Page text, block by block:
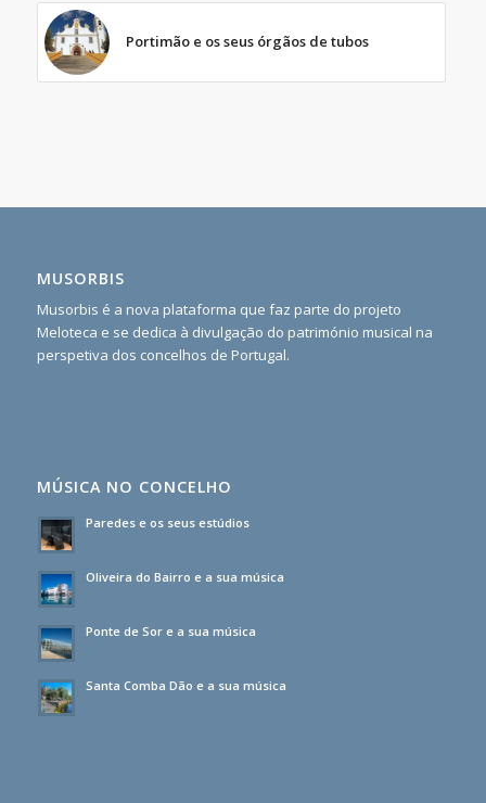
Portimão e os seus órgãos de tubos
MUSORBIS
Musorbis é a nova plataforma que faz parte do projeto
Meloteca e se dedica à divulgação do património musical na
perspetiva dos concelhos de Portugal.
MÚSICA NO CONCELHO
Paredes e os seus estúdios
Oliveira do Bairro e a sua música
Ponte de Sor e a sua música
Santa Comba Dão e a sua música